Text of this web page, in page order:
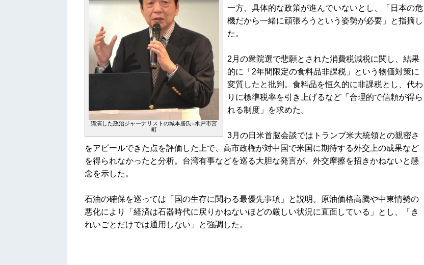
講演した政治ジャーナリストの城本勝氏=水戸市宮
町
一方、具体的な政策が進んでいないとし、「日本の危
機だから一緒に頑張ろうという姿勢が必要」と指摘し
た。
2月の衆院選で悲願とされた消費税減税に関し、結果
的に「2年間限定の食料品非課税」という物価対策に
変質したと批判。食料品を恒久的に非課税とし、代わ
りに標準税率を引き上げるなど「合理的で信頼が得ら
れる制度」を求めた。
3月の日米首脳会談ではトランプ米大統領との親密さ
をアピールできた点を評価した上で、高市政権が対中国で米国に期待する外交上の成果など
を得られなかったと分析。台湾有事などを巡る大胆な発言が、外交摩擦を招きかねないと懸
念を示した。
石油の確保を巡っては「国の生存に関わる最優先事項」と説明。原油価格高騰や中東情勢の
悪化により「経済は石器時代に戻りかねないほどの厳しい状況に直面している」とし、「き
れいごとだけでは通用しない」と強調した。